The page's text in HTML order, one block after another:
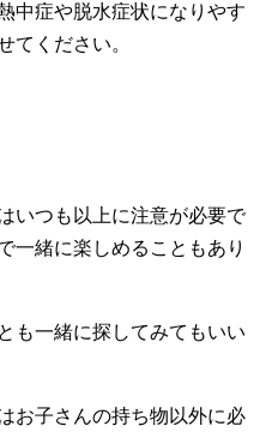
中症や脱水症状になりやす
てください。
いつも以上に注意が必要で
一緒に楽しめることもあり
も一緒に探してみてもいい
お子さんの持ち物以外に必